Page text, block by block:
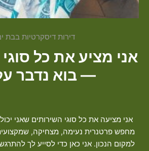
דירות דיסקרטיות בבת
אני מציע את כל
— בוא נדבר
אני מציעה את כל סוגי השירותים שאני
מחפש פרטנרית נעימה, מצחיקה,
למקום הנכון. אני כאן כדי לסייע לך